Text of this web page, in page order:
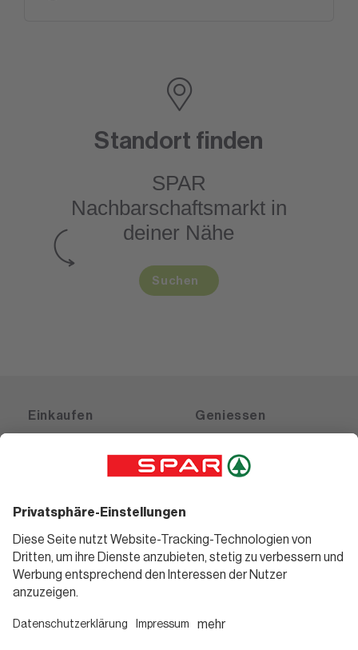
Standort finden
SPAR
Nachbarschaftsmarktin
deiner Nähe
Suchen
Einkaufen
Gutscheine
Geniessen
Weinwelt
Bierwelt
Informieren
Teilnahmebedingungen
Pressemitteilungen
Folge uns